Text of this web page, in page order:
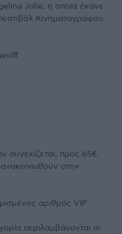
Jolie, η οποία έκανε
Κινηματογράφου
συνεχίζεται, προς 65€.
στην
αριθμός VIP
περιλαμβάνονται οι